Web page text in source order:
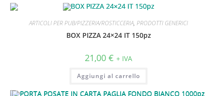
ARTICOLI PER PUB/PIZZERIA/ROSTICCERIA, PRODOTTI GENERICI
BOX PIZZA 24×24 IT 150pz
21,00 € + IVA
Aggiungi al carrello